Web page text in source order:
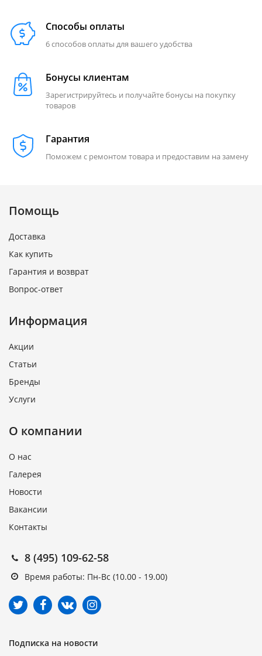
Способы оплаты
6 способов оплаты для вашего удобства
Бонусы клиентам
Зарегистрируйтесь и получайте бонусы на покупку
товаров
Гарантия
Поможем с ремонтом товара и предоставим на замену
Помощь
Доставка
Как купить
Гарантия и возврат
Вопрос-ответ
Информация
Акции
Статьи
Бренды
Услуги
О компании
О нас
Галерея
Новости
Вакансии
Контакты
8 (495) 109-62-58
Время работы: Пн-Вс (10.00 - 19.00)
Подписка на новости